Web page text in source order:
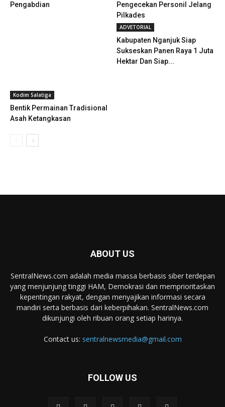
Pengabdian
Pengecekan Personil Jelang
Pilkades
Kodim Salatiga
Bentik Permainan Tradisional
Asah Ketangkasan
ADVETORIAL
Kabupaten Nganjuk Siap
Sukseskan Panen Raya 1 Juta
Hektar Dan Siap...
ABOUT US
SentralNews.com adalah media massa berbasis siber terdepan
yang menjunjung tinggi HAM, Demokrasi dan memprioritaskan
kepentingan rakyat, dengan menyajikan informasi secara
mandiri serta berbasis dari keberpihakan. SentralNews.com
dikunjungi oleh ribuan orang setiap harinya.
Contact us: sentralnewsmedia@gmail.com
FOLLOW US